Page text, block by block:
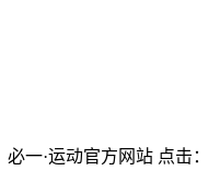
必一·运动官方网站 点击：